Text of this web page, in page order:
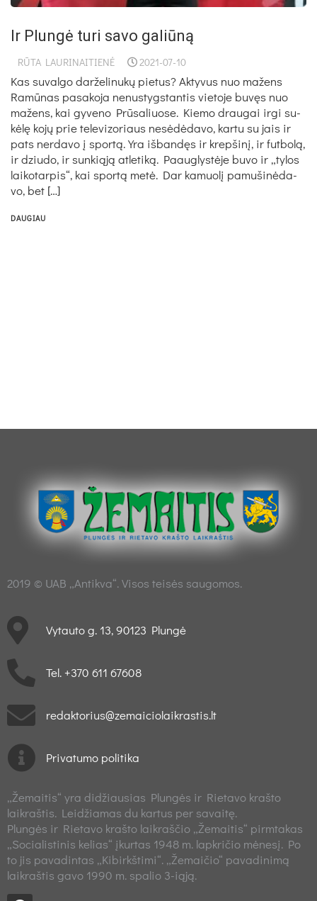
Ir Plungė turi savo galiūną
RŪTA LAURINAITIENĖ 2021-07-10
Kas suvalgo dar­že­li­nu­kų pietus? Ak­ty­vus nuo ma­žens
Ramū­nas pa­sa­ko­ja ne­nus­tygs­tan­tis vie­to­je buvęs nuo
ma­žens, kai gy­ve­no Prūsa­liuo­se. Kie­mo drau­gai ir­gi su­
kėlę kojų prie te­le­vi­zo­riaus ne­sėdėda­vo, kar­tu su jais ir
pa­ts ner­da­vo į sportą. Yra iš­bandęs ir krep­šinį, ir fut­bolą,
ir dziu­do, ir sun­kiąją at­le­tiką. Paaug­lystė­je bu­vo ir „ty­los
lai­ko­tar­pis“, kai sportą metė. Dar ka­muolį pa­mu­šinė­da­
vo, bet […]
DAUGIAU
2019 © UAB „Antikva“. Visos teisės saugomos.
Vytauto g. 13, 90123 Plungė
Tel. +370 611 67608
redaktorius@zemaiciolaikrastis.lt
Privatumo politika
„Žemaitis“ yra didžiausias Plungės ir Rietavo krašto
laikraštis. Leidžiamas du kartus per savaitę.
Plungės ir Rietavo krašto laikraščio „Žemaitis“ pirmtakas
„Socialistinis kelias“ įkurtas 1948 m. lapkričio mėnesį. Po
to jis pavadintas „Kibirkštimi“. „Žemaičio“ pavadinimą
laikraštis gavo 1990 m. spalio 3-iąją.